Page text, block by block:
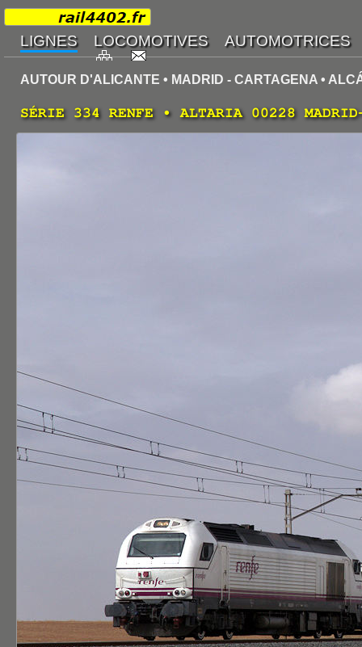
AUTOUR D'ALICANTE • MADRID - CARTAGENA •
SÉRIE 334 RENFE • ALTARIA 00228 MADRID-